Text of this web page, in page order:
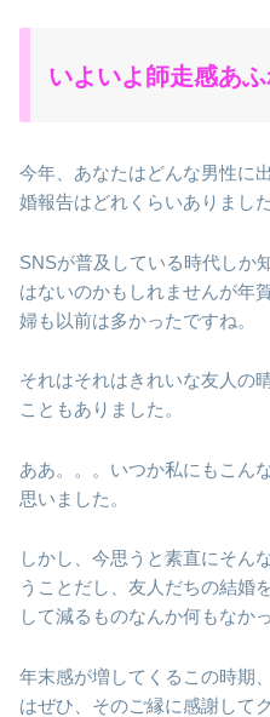
いよいよ師走感あ
今年、あなたはどんな男性に
婚報告はどれくらいありまし
SNSが普及している時代しか
はないのかもしれませんが年
婦も以前は多かったですね。
それはそれはきれいな友人の
こともありました。
ああ。。。いつか私にもこん
思いました。
しかし、今思うと素直にそん
うことだし、友人だちの結婚
して減るものなんか何もなか
年末感が増してくるこの時期
はぜひ、そのご縁に感謝して